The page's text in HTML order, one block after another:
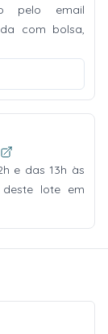
pelo email
com bolsa,
e das 13h às
lote em